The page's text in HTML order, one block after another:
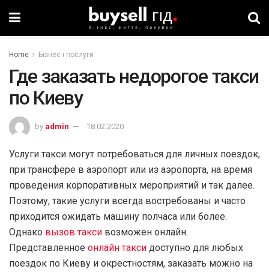
Home Бізнес і послуги
Где заказать недорогое такси
по Киеву
by admin 18.02.2020
Услуги такси могут потребоваться для личных поездок,
при трансфере в аэропорт или из аэропорта, на время
проведения корпоративных мероприятий и так далее.
Поэтому, такие услуги всегда востребованы и часто
приходится ожидать машину полчаса или более.
Однако вызов такси возможен онлайн.
Представленное онлайн такси доступно для любых
поездок по Киеву и окрестностям, заказать можно на